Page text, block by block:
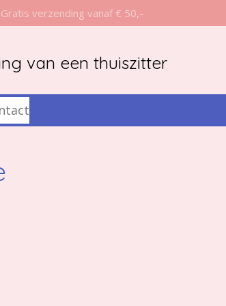
Gratis verzending vanaf € 50,-
van een thuiszitter